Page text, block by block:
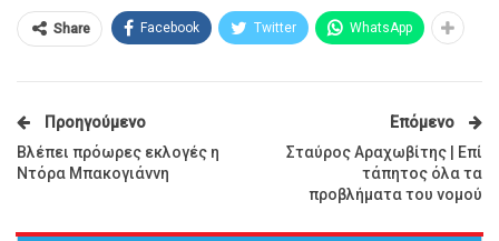
Share Facebook Twitter WhatsApp
Προηγούμενο
Βλέπει πρόωρες εκλογές η
Ντόρα Μπακογιάννη
Επόμενο
Σταύρος Αραχωβίτης | Επί
τάπητος όλα τα
προβλήματα του νομού